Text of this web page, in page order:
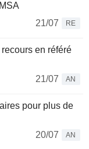
21/07
RE
en référé
21/07
AN
pour plus de
20/07
AN